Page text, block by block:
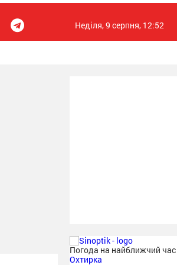
Неділя, 9 серпня, 12:52
Погода на найближчий час
Охтирка